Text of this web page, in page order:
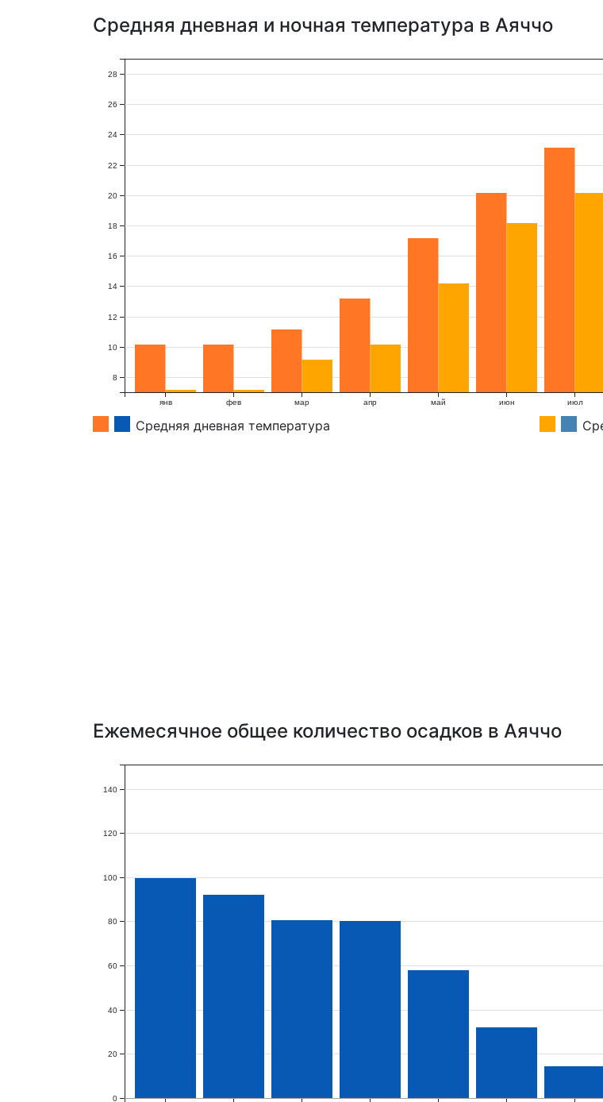
Средняя дневная и ночная температура в Аяччо
янв фев мар апр май июн июл
8
10
12
14
16
18
20
22
24
26
28
Средняя дневная температура
Ежемесячное общее количество осадков в Аяччо
0
20
40
60
80
100
120
140